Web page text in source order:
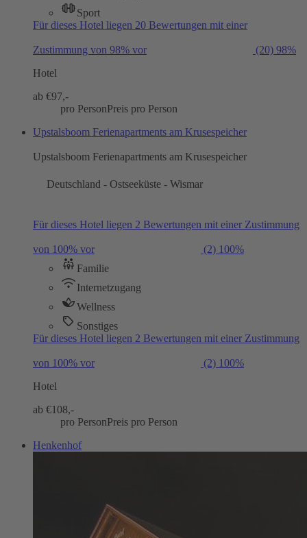
Sport
Für dieses Hotel liegen 20 Bewertungen mit einer
Zustimmung von 98% vor (20) 98%
Hotel
ab €97,-
pro PersonPreis pro Person
Upstalsboom Ferienapartments am Krusespeicher
Upstalsboom Ferienapartments am Krusespeicher
Deutschland - Ostseeküste - Wismar
Für dieses Hotel liegen 2 Bewertungen mit einer Zustimmung
von 100% vor (2) 100%
Familie
Internetzugang
Wellness
Sonstiges
Für dieses Hotel liegen 2 Bewertungen mit einer Zustimmung
von 100% vor (2) 100%
Hotel
ab €108,-
pro PersonPreis pro Person
Henkenhof